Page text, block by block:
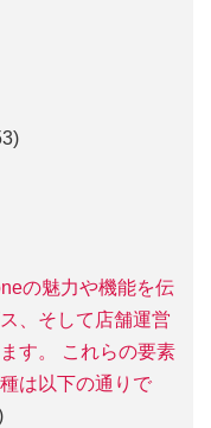
の魅力や機能を伝
、そして店舗運営
す。 これらの要素
は以下の通りで